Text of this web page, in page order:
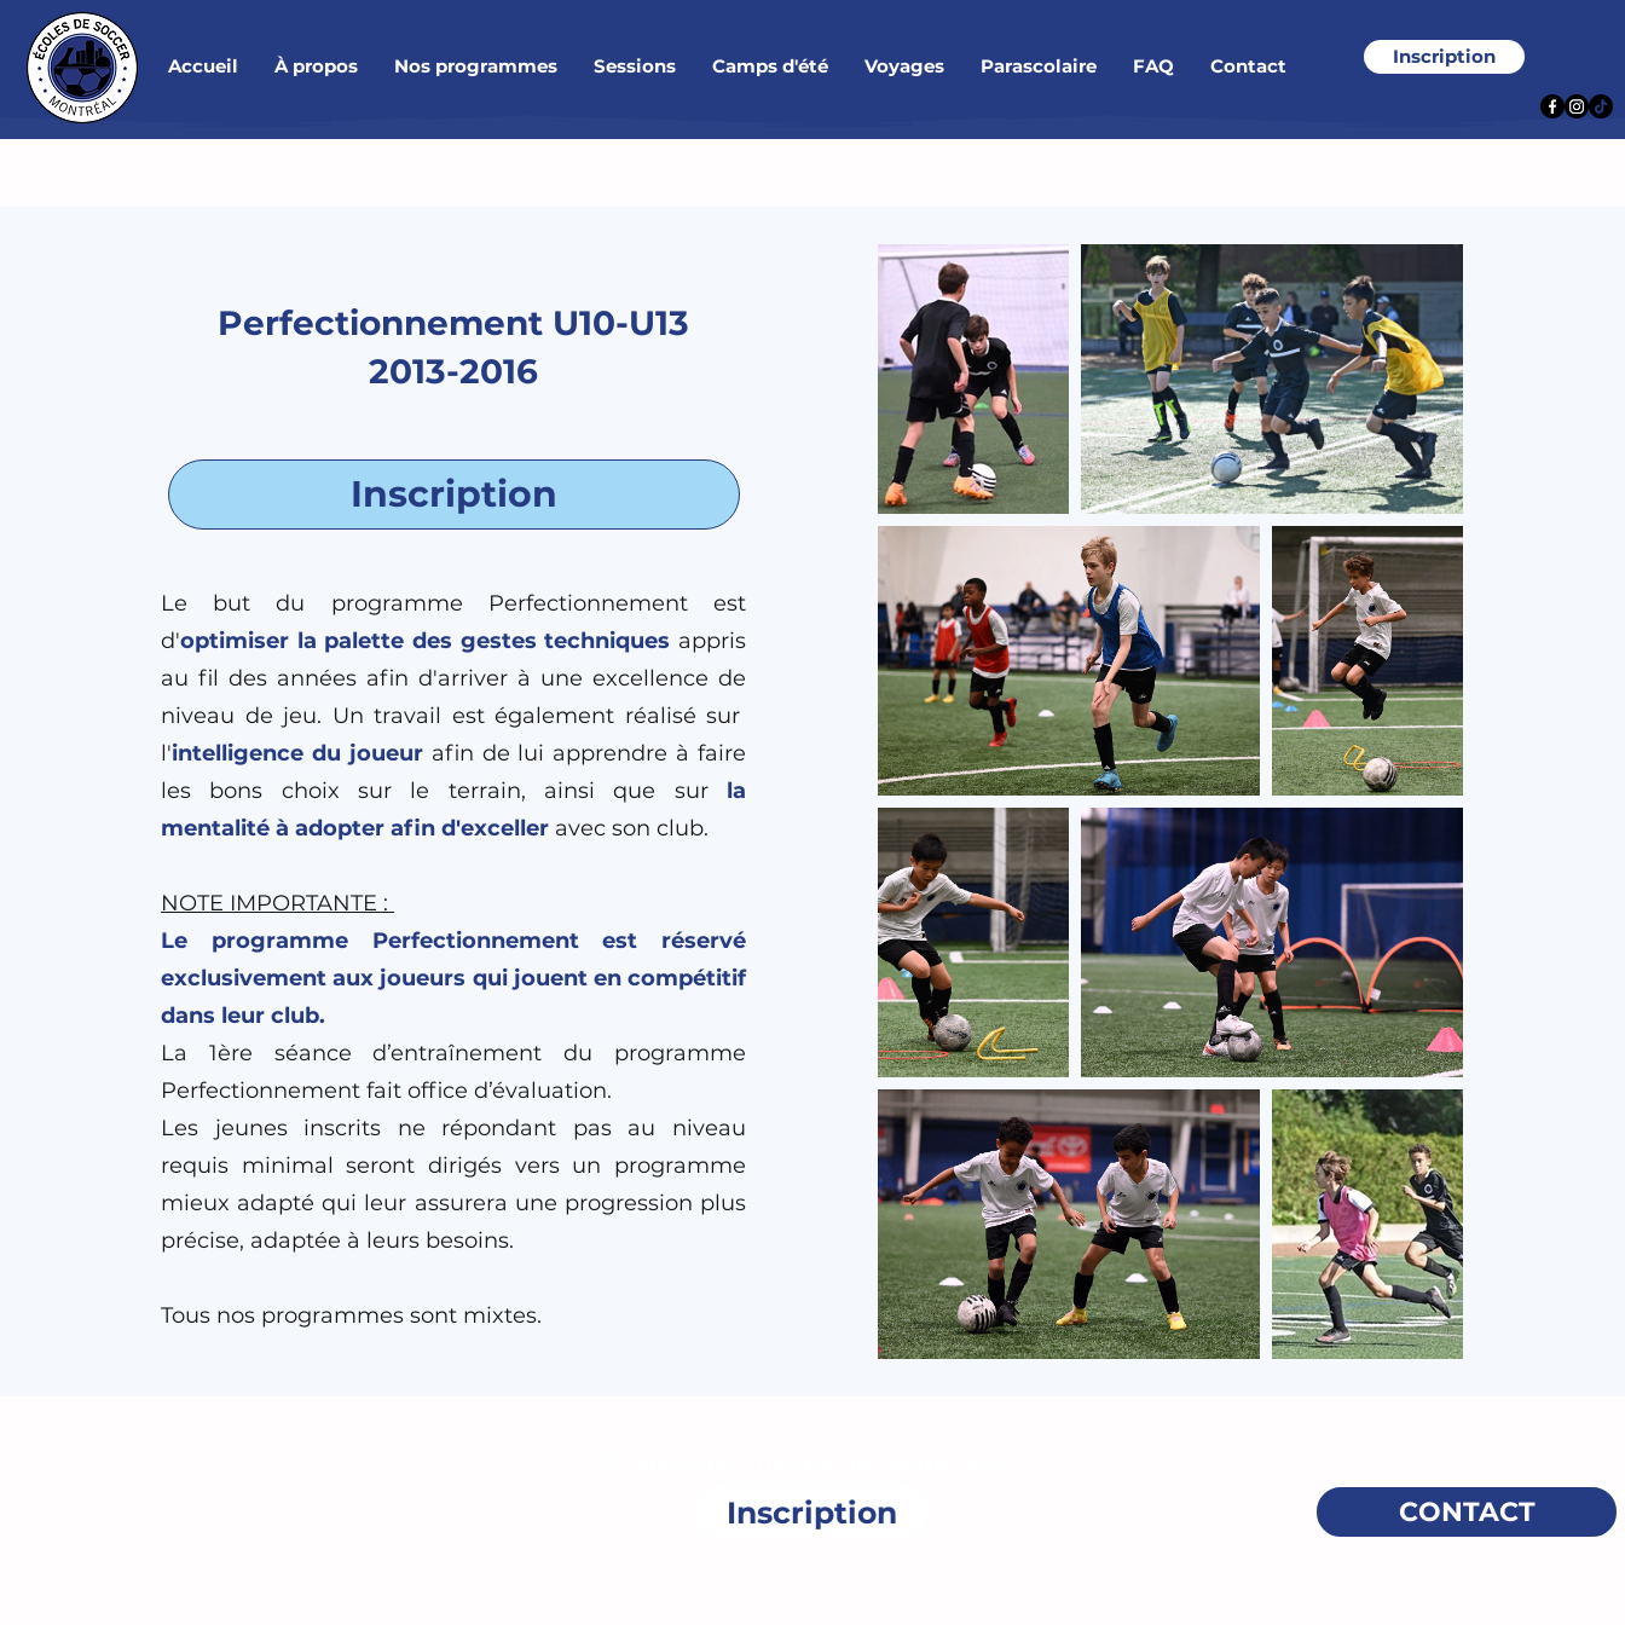
Accueil À propos Nos programmes Sessions Camps d'été Voyages Parascolaire FAQ Contact Inscription
Perfectionnement U10-U13
2013-2016
Inscription
Le but du programme Perfectionnement est
d'optimiser la palette des gestes techniques appris
au fil des années afin d'arriver à une excellence de
niveau de jeu. Un travail est également réalisé sur
l'intelligence du joueurafin de lui apprendre à faire
les bons choix sur le terrain, ainsi que sur la
mentalité à adopter afin d'exceller avec son club.
NOTE IMPORTANTE :
Le programme Perfectionnement
est réservé
exclusivement aux joueurs qui jouent en compétitif
dans leur club.
La 1ère séance d’entraînement du programme
Perfectionnement fait office d’évaluation.
Les jeunes inscrits ne répondant pas au niveau
requis minimal seront dirigés vers un programme
mieux adapté qui leur assurera une progression plus
précise, adaptée à leurs besoins.
Tous nos programmes sont mixtes.
Inscription CONTACT